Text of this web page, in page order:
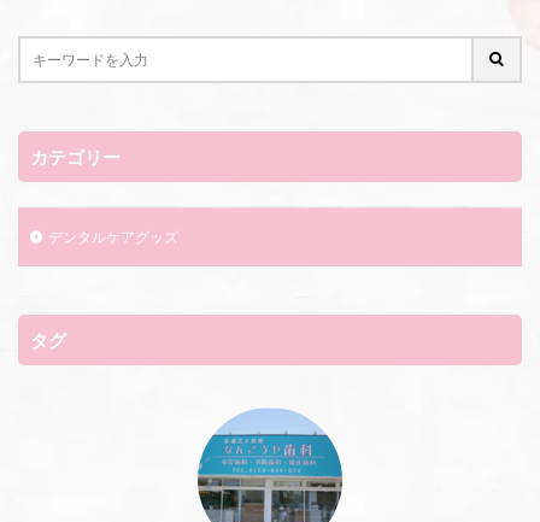
カテゴリー
デンタルケアグッズ
タグ